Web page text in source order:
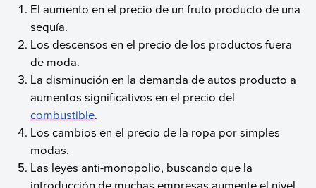
El aumento en el precio de un fruto producto de una
sequía.
Los descensos en el precio de los productos fuera
de moda.
La disminución en la demanda de autos producto a
aumentos significativos en el precio del
combustible.
Los cambios en el precio de la ropa por simples
modas.
Las leyes anti-monopolio, buscando que la